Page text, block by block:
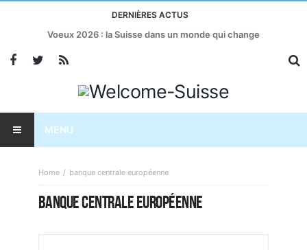
DERNIÈRES ACTUS
Voeux 2026 : la Suisse dans un monde qui change
MENU
Home banque centrale européenne
BANQUE CENTRALE EUROPÉENNE